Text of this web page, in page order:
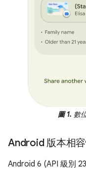
圖 1. 數
Android 版本相
Android 6 (API 級別